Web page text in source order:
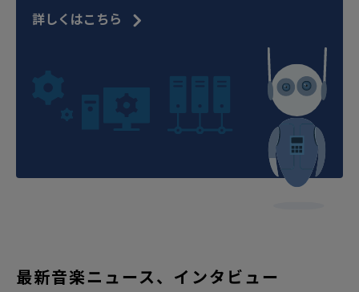
詳しくはこちら
最新音楽ニュース、インタビュー